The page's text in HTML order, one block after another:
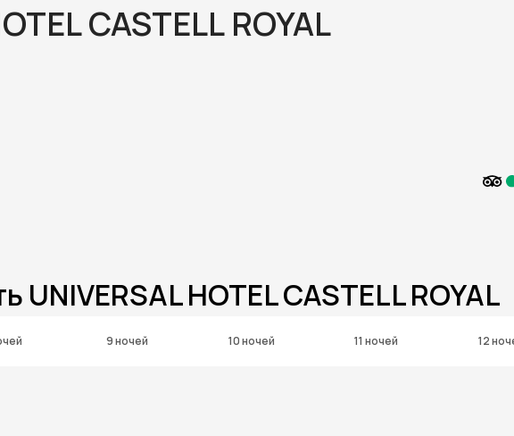
CASTELL ROYAL
UNIVERSAL HOTEL CASTELL ROYAL
9 ночей 10 ночей 11 ночей 12